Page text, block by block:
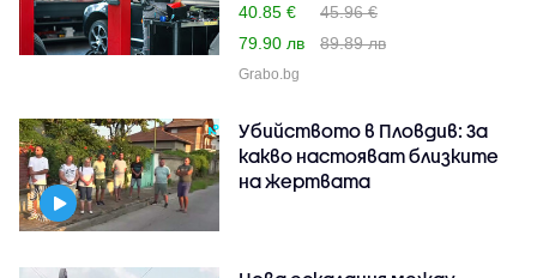
40.85 €
45.96 €
79.90 лв
89.89 лв
Grabo.bg
Убийството в Пловдив: За
какво настояват близките
на жертвата